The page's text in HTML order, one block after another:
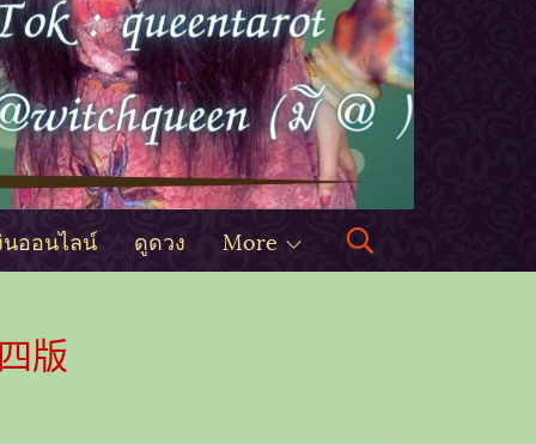
นออนไลน์ ดูดวง More
版